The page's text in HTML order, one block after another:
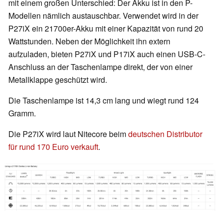
mit einem großen Unterschied: Der Akku ist in den P-
Modellen nämlich austauschbar. Verwendet wird in der
P27iX ein 21700er-Akku mit einer Kapazität von rund 20
Wattstunden. Neben der Möglichkeit ihn extern
aufzuladen, bieten P27iX und P17iX auch einen USB-C-
Anschluss an der Taschenlampe direkt, der von einer
Metallklappe geschützt wird.
Die Taschenlampe ist 14,3 cm lang und wiegt rund 124
Gramm.
Die P27iX wird laut Nitecore beimdeutschen Distributor
für rund 170 Euro verkauft.